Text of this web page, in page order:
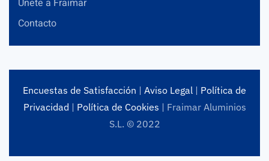
Únete a Fraimar
Contacto
Encuestas de Satisfacción | Aviso Legal | Política de
Privacidad | Política de Cookies | Fraimar Aluminios
S.L. © 2022